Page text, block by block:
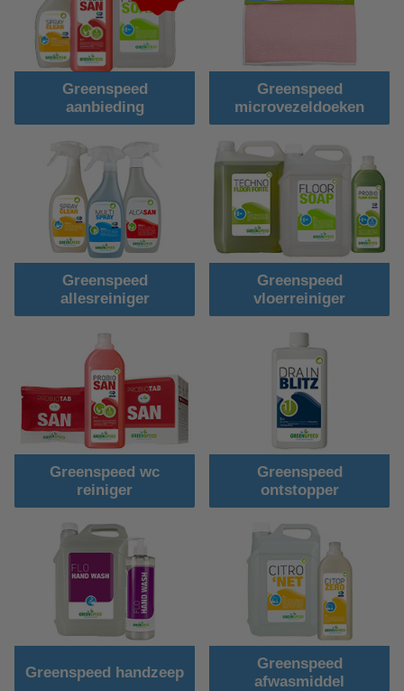
Greenspeed
aanbieding
Greenspeed
microvezeldoeken
Greenspeed
allesreiniger
Greenspeed
vloerreiniger
Greenspeed wc
reiniger
Greenspeed
ontstopper
Greenspeed handzeep
Greenspeed
afwasmiddel